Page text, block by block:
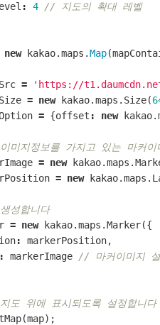
: 4
// 지도의 확대 레벨
new kakao.maps .Map(
=
'https://
= new kakao.maps . Size(
= {offset : new kakao.
미지정보를 가지고 있는 마커이
= new kakao.maps .
= new kakao.maps .
성합니다
= new kakao.maps .Marker({
: markerPosition,
: markerImage
// 마커이미지
도 위에 표시되도록 설정합니다
(map);